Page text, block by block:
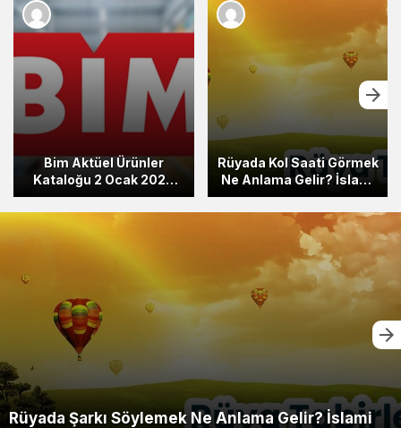
Bim Aktüel Ürünler
Kataloğu 2 Ocak 2026
Yayınlandı! Yeni Yıl Bim
Kataloğu… Bu Hafta
Hangi Ürünler İndirimli?
Rüyada Kol Saati Görmek
Ne Anlama Gelir? İslami
ve Psikolojik Rüya Tabiri
Rüyada Şarkı Söylemek Ne Anlama Gelir? İslami